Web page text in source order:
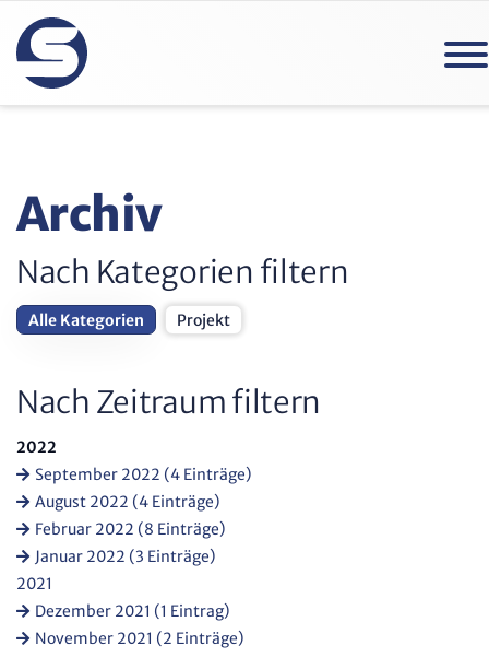
Archiv
Nach Kategorien filtern
Alle Kategorien Projekt
Nach Zeitraum filtern
2022
September 2022 (4 Einträge)
August 2022 (4 Einträge)
Februar 2022 (8 Einträge)
Januar 2022 (3 Einträge)
2021
Dezember 2021 (1 Eintrag)
November 2021 (2 Einträge)